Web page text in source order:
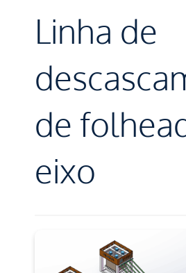
Linha de
de
eixo